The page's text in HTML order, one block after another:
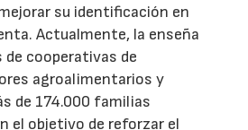
su identificación en
Actualmente, la enseña
de cooperativas de
agroalimentarios y
de 174.000 familias
el objetivo de reforzar el